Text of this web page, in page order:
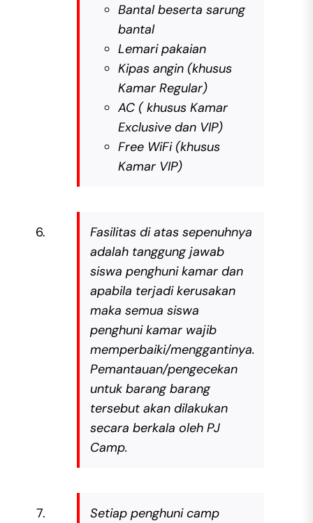
Bantal beserta sarung
bantal
Lemari pakaian
Kipas angin (khusus
Kamar Regular)
AC ( khusus Kamar
Exclusive dan VIP)
Free WiFi (khusus
Kamar VIP)
Fasilitas di atas sepenuhnya
adalah tanggung jawab
siswa penghuni kamar dan
apabila terjadi kerusakan
maka semua siswa
penghuni kamar wajib
memperbaiki/menggantinya.
Pemantauan/pengecekan
untuk barang barang
tersebut akan dilakukan
secara berkala oleh PJ
Camp.
Setiap penghuni camp